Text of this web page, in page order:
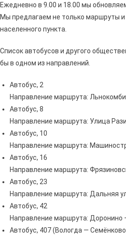
Ежедневно в 9.00 и 18.00 мы
Мы предлагаем не только маршруты и
населенного пункта.
Список автобусов и другого
бы в одном из направлений.
Автобус, 2
Направление маршрута:
Автобус, 8
Направление маршрута: Улица
Автобус, 10
Направление маршрута:
Автобус, 16
Направление маршрута:
Автобус, 23
Направление маршрута: Дальняя
Автобус, 42
Направление маршрута: Доронино
Автобус, 407 (Вологда —